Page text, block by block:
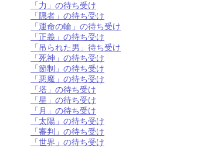
「力」の待ち受け
「隠者」の待ち受け
「運命の輪」の待ち受け
「正義」の待ち受け
「吊られた男」待ち受け
「死神」の待ち受け
「節制」の待ち受け
「悪魔」の待ち受け
「塔」の待ち受け
「星」の待ち受け
「月」の待ち受け
「太陽」の待ち受け
「審判」の待ち受け
「世界」の待ち受け